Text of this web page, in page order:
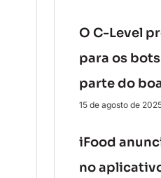
O C-Level
para os
parte do
15 de agosto de
iFood
no